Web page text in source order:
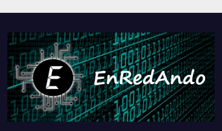
PlayStationeko bideojoko